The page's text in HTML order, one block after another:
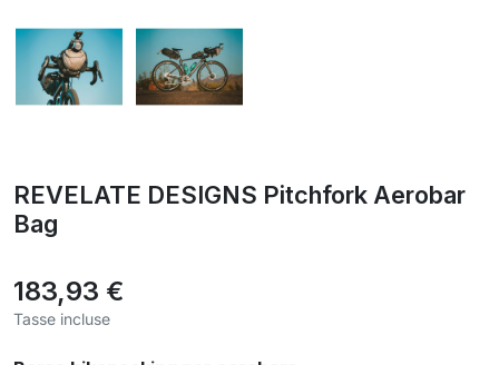
REVELATE DESIGNS Pitchfork Aerobar
Bag
183,93 €
Tasse incluse